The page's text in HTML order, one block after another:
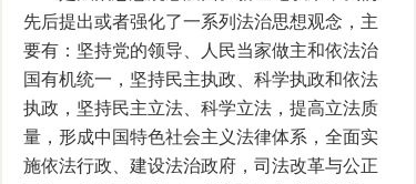
先后提出或者强化了一系列法治思想观念，主
要有：坚持党的领导、人民当家做主和依法治
国有机统一，坚持民主执政、科学执政和依法
执政，坚持民主立法、科学立法，提高立法质
量，形成中国特色社会主义法律体系，全面实
施依法行政、建设法治政府，司法改革与公正